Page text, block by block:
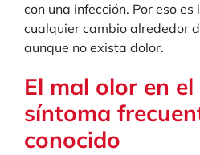
con una infección. Por eso
cualquier cambio alrededor
aunque no exista dolor.
El mal olor en
síntoma
conocido